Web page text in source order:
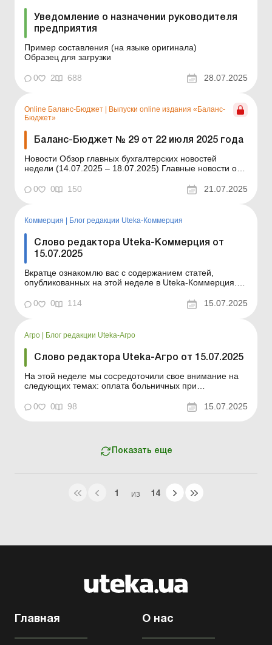
Уведомление о назначении руководителя
предприятия
Пример составления (на языке оригинала)
Образец для загрузки
0 2 688 28.07.2025
Online Баланс-Бюджет
Выпуски online издания «Баланс-
Бюджет»
Баланс-Бюджет № 29 от 22 июля 2025 года
Новости Обзор главных бухгалтерских новостей
недели (14.07.2025 – 18.07.2025) Главные новости о
обновляется ежедневно Содержание номера
неподачу? ...
0 0 150 21.07.2025
Коммерция Блог редакции Uteka-Коммерция
Слово редактора Uteka-Коммерция от
15.07.2025
Вкратце ознакомлю вас с содержанием статей,
опубликованных на этой неделе в Uteka-Коммерция.
Коммерция мы, как всегда, рассмотрели ряд
НДС? Как известно, ...
0 0 114 15.07.2025
Агро | Блог редакции Uteka-Агро
Слово редактора Uteka-Агро от 15.07.2025
На этой неделе мы сосредоточили свое внимание на
следующих темах: оплата больничных при
земли; обновленные требования к подтверждению
инвалидности для льготной ставки ЕСВ; изменения в
0 0 98 15.07.2025
Показать еще
1 ИЗ 14
Главная О нас